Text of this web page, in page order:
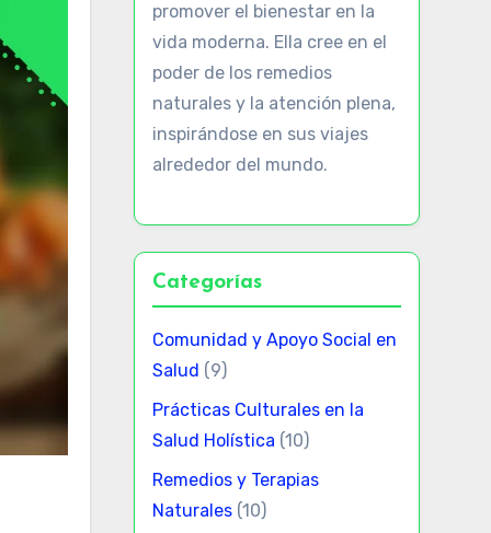
promover el bienestar en la
vida moderna. Ella cree en el
poder de los remedios
naturales y la atención plena,
inspirándose en sus viajes
alrededor del mundo.
Categorías
Comunidad y Apoyo Social en
Salud (9)
Prácticas Culturales en la
Salud Holística (10)
Remedios y Terapias
Naturales(10)